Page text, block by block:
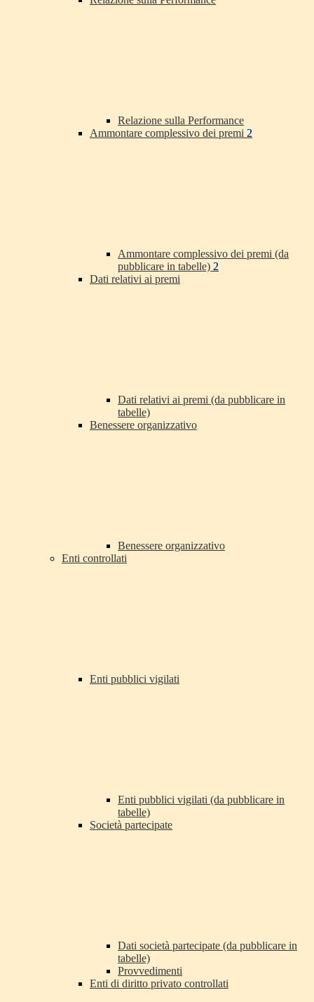
Relazione sulla Performance
Ammontare complessivo dei premi 2
Ammontare complessivo dei premi (da
pubblicare in tabelle) 2
Dati relativi ai premi
Dati relativi ai premi (da pubblicare in
tabelle)
Benessere organizzativo
Benessere organizzativo
Enti controllati
Enti pubblici vigilati
Enti pubblici vigilati (da pubblicare in
tabelle)
Società partecipate
Dati società partecipate (da pubblicare in
tabelle)
Provvedimenti
Enti di diritto privato controllati